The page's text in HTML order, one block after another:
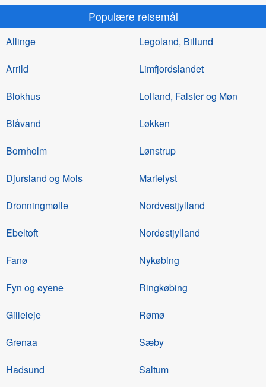
Populære reisemål
Allinge
Arrild
Blokhus
Blåvand
Bornholm
Djursland og Mols
Dronningmølle
Ebeltoft
Fanø
Fyn og øyene
Gilleleje
Grenaa
Hadsund
Legoland, Billund
Limfjordslandet
Lolland, Falster og Møn
Løkken
Lønstrup
Marielyst
Nordvestjylland
Nordøstjylland
Nykøbing
Ringkøbing
Rømø
Sæby
Saltum